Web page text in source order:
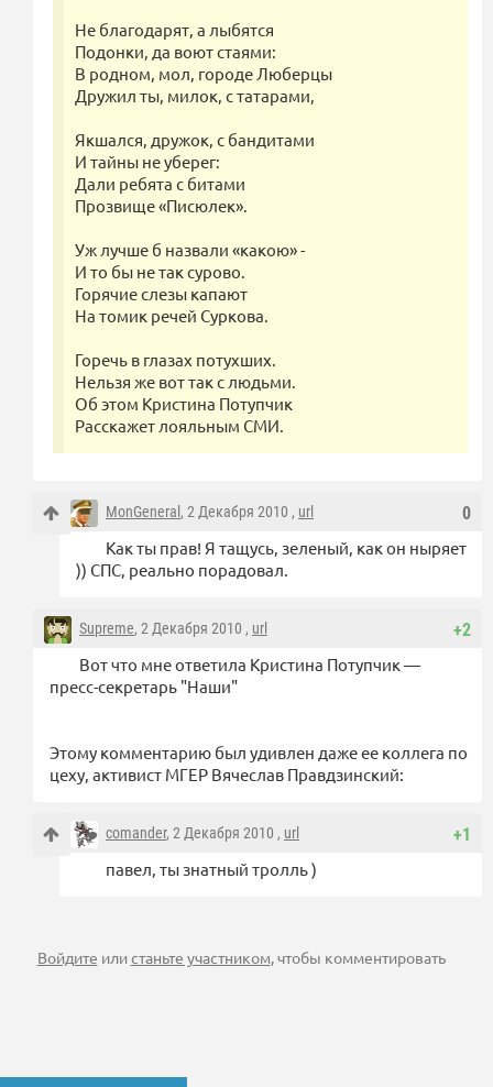
Не благодарят, а лыбятся
Подонки, да воют стаями:
В родном, мол, городе Люберцы
Дружил ты, милок, с татарами,
Якшался, дружок, с бандитами
И тайны не уберег:
Дали ребята с битами
Прозвище «Писюлек».
Уж лучше б назвали «какою» -
И то бы не так сурово.
Горячие слезы капают
На томик речей Суркова.
Горечь в глазах потухших.
Нельзя же вот так с людьми.
Об этом Кристина Потупчик
Расскажет лояльным СМИ.
0
MonGeneral , 2 Декабря 2010 , url
Как ты прав! Я тащусь, зеленый, как он ныряет
)) СПС, реально порадовал.
+2
Supreme, 2 Декабря 2010 , url
Вот что мне ответила Кристина Потупчик —
пресс-секретарь "Наши"
Этому комментарию был удивлен даже ее коллега по
цеху, активист МГЕР Вячеслав Правдзинский:
+1
comander, 2 Декабря 2010 , url
павел, ты знатный тролль )
Войдите илистаньте участником, чтобы комментировать